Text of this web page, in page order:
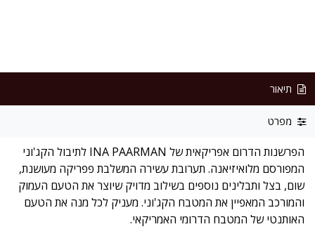
תיאור
מפרט
הפרשנות הדרום אפריקאית של INA PAARMAN לתיבול הקג'וני
המפורסם מלואיזיאנה. תערובת עשירה המשלבת פפריקה מעושנת,
שום, בצל ותבלינים נוספים בשילוב מדויק שיוצר את הטעם העמוק
והמורכב המאפיין את המטבח הקג'וני. מעניק לכל מנה את הטעם
האותנטי של המטבח הדרומי האמריקאי.